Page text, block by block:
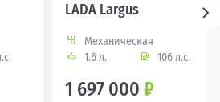
LADA Largus
Механическая
1.6 л.
106 л.с.
1 697 000 ₽